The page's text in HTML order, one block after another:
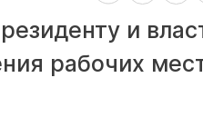
и
рабочих